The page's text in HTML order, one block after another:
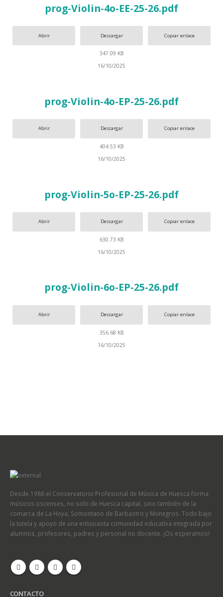
prog-Violin-4o-EE-25-26.pdf
Abrir Descargar Copiar enlace
347.09 KB
16/10/2025
prog-Violin-4o-EP-25-26.pdf
Abrir Descargar Copiar enlace
404.53 KB
16/10/2025
prog-Violin-5o-EP-25-26.pdf
Abrir Descargar Copiar enlace
630.73 KB
16/10/2025
prog-Violin-6o-EP-25-26.pdf
Abrir Descargar Copiar enlace
356.68 KB
16/10/2025
Desde 1986 el Conservatorio Profesional de Música de Huesca forma
músicos oscenses, no solo de Huesca capital, sino también de la
comarca de La Hoya, Somontano de Barbastro y Monegros. Todo bajo
la tutela y apoyo de una entusiasta comunidad educativa integrada por
alumnos, profesores, padres y personal no docente. ¡Os esperamos!
CONTACTO